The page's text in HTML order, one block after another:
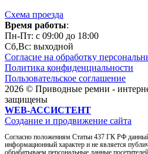
Схема проезда
Время работы:
Пн-Пт: c 09:00 до 18:00
Сб,Вc: выходной
Согласие на обработку
Политика конфиденциальности
Пользовательское соглашение
2026 © Приводные ремни -
защищены
WEB-АССИСТЕНТ
Создание и продвижение сайта
Согласно положениям Статьи 437 ГК РФ
информационный характер и не является
обрабатываем персональные данные